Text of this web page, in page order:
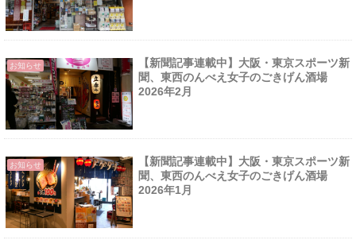
お知らせ
【新聞記事連載中】大阪・東京スポーツ新
聞、東西のんべえ女子のごきげん酒場
2026年2月
お知らせ
【新聞記事連載中】大阪・東京スポーツ新
聞、東西のんべえ女子のごきげん酒場
2026年1月